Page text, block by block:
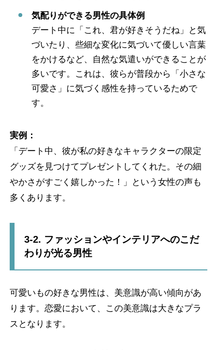
気配りができる男性の具体例
デート中に「これ、君が好きそうだね」と気
づいたり、些細な変化に気づいて優しい言葉
をかけるなど、自然な気遣いができることが
多いです。これは、彼らが普段から「小さな
可愛さ」に気づく感性を持っているためで
す。
実例：
「デート中、彼が私の好きなキャラクターの限定
グッズを見つけてプレゼントしてくれた。その細
やかさがすごく嬉しかった！」という女性の声も
多くあります。
3-2. ファッションやインテリアへのこだ
わりが光る男性
可愛いもの好きな男性は、美意識が高い傾向があ
ります。恋愛において、この美意識は大きなプラ
スとなります。